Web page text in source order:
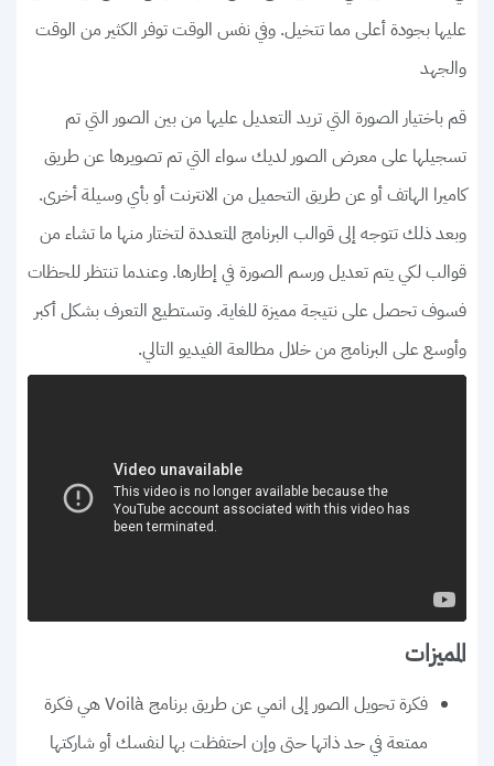
عليها بجودة أعلى مما تتخيل. وفي نفس الوقت توفر الكثير من الوقت
والجهد
قم باختيار الصورة التي تريد التعديل عليها من بين الصور التي تم
تسجيلها على معرض الصور لديك سواء التي تم تصويرها عن طريق
كاميرا الهاتف أو عن طريق التحميل من الانترنت أو بأي وسيلة أخرى.
وبعد ذلك تتوجه إلى قوالب البرنامج المتعددة لتختار منها ما تشاء من
قوالب لكي يتم تعديل ورسم الصورة في إطارها. وعندما تنتظر للحظات
فسوف تحصل على نتيجة مميزة للغاية. وتستطيع التعرف بشكل أكبر
وأوسع على البرنامج من خلال مطالعة الفيديو التالي.
المميزات
فكرة تحويل الصور إلى انمي عن طريق برنامج Voilà هي فكرة
ممتعة في حد ذاتها حتى وإن احتفظت بها لنفسك أو شاركتها